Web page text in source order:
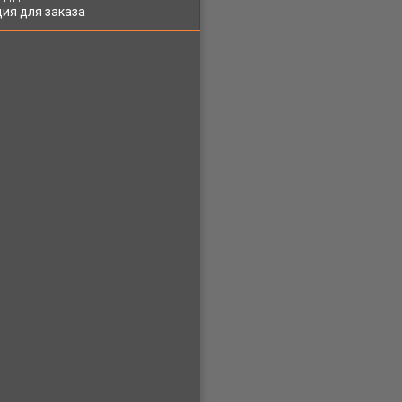
для заказа